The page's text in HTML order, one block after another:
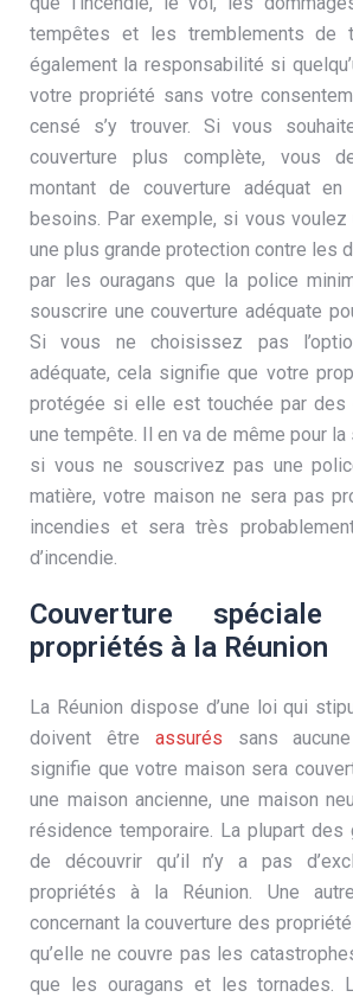
tempêtes et les tremblements de
également la responsabilité si
votre propriété sans votre
censé s’y trouver. Si vous
couverture plus complète, vous
montant de couverture adéquat
besoins. Par exemple, si vous
une plus grande protection contre les
par les ouragans que la police
souscrire une couverture adéquate
Si vous ne choisissez pas
adéquate, cela signifie que votre
protégée si elle est touchée par des
une tempête. Il en va de même pour
si vous ne souscrivez pas une
matière, votre maison ne sera pas
incendies et sera très
d’incendie.
Couverture
propriétés à la Réunion
La Réunion dispose d’une loi qui
doivent être assurés sans
signifie que votre maison sera
une maison ancienne, une maison
résidence temporaire. La plupart
de découvrir qu’il n’y a pas
propriétés à la Réunion. Une
concernant la couverture des
qu’elle ne couvre pas les
que les ouragans et les tornades.